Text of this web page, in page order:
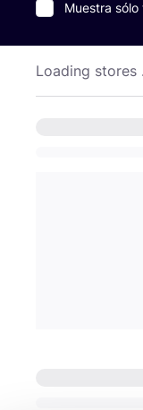
Muestra
Loading stores